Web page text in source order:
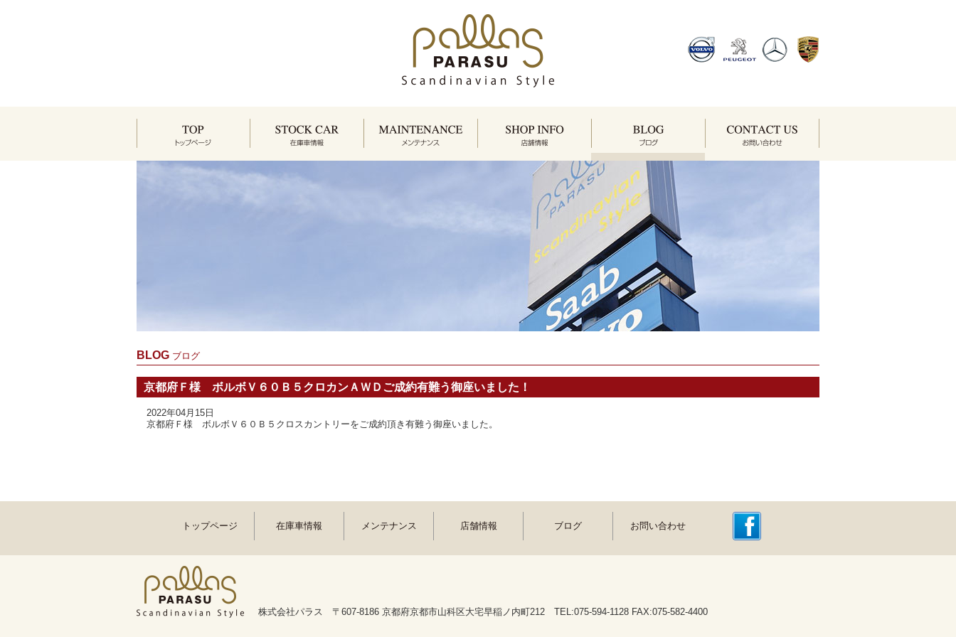
BLOG ブログ
京都府Ｆ様 ボルボＶ６０Ｂ５クロカンＡＷＤご成約有難う御座いました！
2022年04月15日
京都府Ｆ様 ボルボＶ６０Ｂ５クロスカントリーをご成約頂き有難う御座いました。
トップページ 在庫車情報 メンテナンス 店舗情報 ブログ お問い合わせ
株式会社パラス 〒607-8186 京都府京都市山科区大宅早稲ノ内町212 TEL:075-594-1128 FAX:075-582-4400